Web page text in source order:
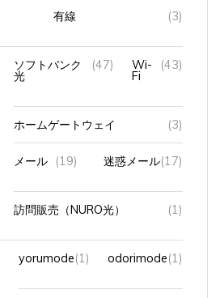
有線 (3)
ソフトバンク
光
(47) Wi-
Fi
(43)
ホームゲートウェイ (3)
メール (19) 迷惑メール(17)
訪問販売（NURO光） (1)
yorumode(1) odorimode(1)